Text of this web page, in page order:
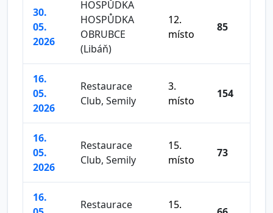
30.
05.
2026
HOSPŮDKA
HOSPŮDKA
OBRUBCE
(Libáň)
12.
místo
85
16.
05.
2026
Restaurace
Club, Semily
3.
místo
154
16.
05.
2026
Restaurace
Club, Semily
15.
místo
73
16.
Restaurace
15.